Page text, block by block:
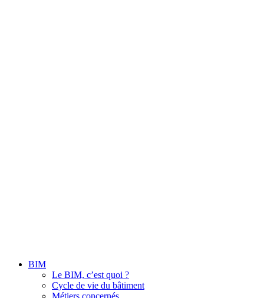
BIM
Le BIM, c’est quoi ?
Cycle de vie du bâtiment
Métiers concernés